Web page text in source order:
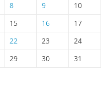
8 9
10
15 16
17
22 23
24
29 30 31